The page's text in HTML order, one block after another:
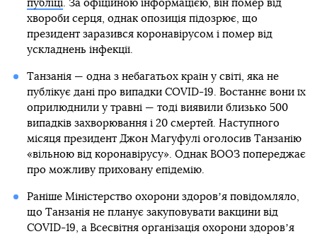
публіці . За офіційною інформацією, він помер від
хвороби серця, однак опозиція підозрює, що
президент заразився коронавірусом і помер від
ускладнень інфекції.
Танзанія — одна з небагатьох країн у світі, яка не
публікує дані про випадки COVID-19. Востаннє вони їх
оприлюднили у травні — тоді виявили близько 500
випадків захворювання і 20 смертей. Наступного
місяця президент Джон Магуфулі оголосив Танзанію
«вільною від коронавірусу». Однак ВООЗ попереджає
про можливу приховану епідемію.
Раніше Міністерство охорони здоровʼя повідомляло,
що Танзанія не планує закуповувати вакцини від
COVID-19, а Всесвітня організація охорони здоровʼя